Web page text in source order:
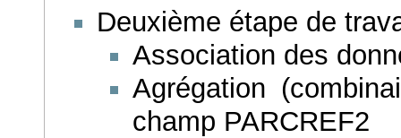
Deuxième étape de
Association des
Agrégation
champ PARCREF2